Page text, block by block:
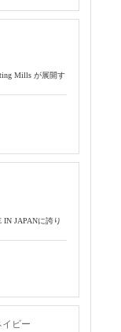
Mills が展開す
JAPANに誇り
ビー